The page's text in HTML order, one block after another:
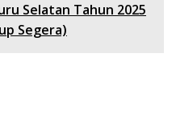
Selatan Tahun 2025
Segera)